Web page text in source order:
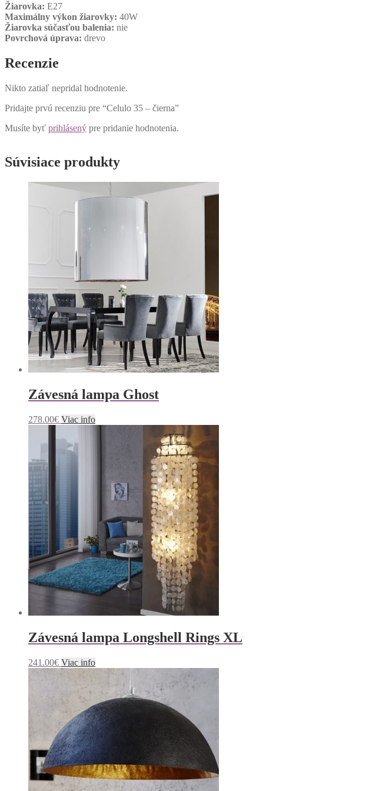
Žiarovka: E27
Maximálny výkon žiarovky: 40W
Žiarovka súčasťou balenia: nie
Povrchová úprava: drevo
Recenzie
Nikto zatiaľ nepridal hodnotenie.
Pridajte prvú recenziu pre “Celulo 35 – čierna”
Musíte byť prihlásený pre pridanie hodnotenia.
Súvisiace produkty
Závesná lampa Ghost
278.00€ Viac info
Závesná lampa Longshell Rings XL
241.00€ Viac info